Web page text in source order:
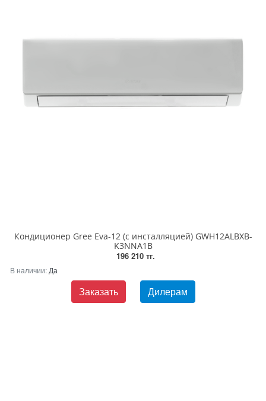
Кондиционер Gree Eva-12 (с инсталляцией) GWH12ALBXB-
K3NNA1B
196 210 тг.
В наличии: Да
Заказать Дилерам